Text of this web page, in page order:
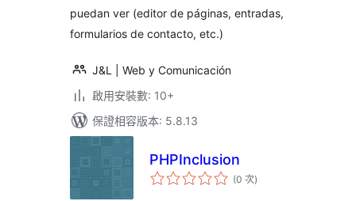
puedan ver (editor de páginas, entradas,
formularios de contacto, etc.)
J&L | Web y Comunicación
啟用安裝數: 10+
保證相容版本: 5.8.13
PHPInclusion
(0 次評
分)